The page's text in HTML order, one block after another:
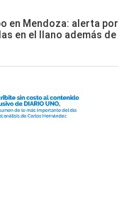
en Mendoza: alerta por
en el llano además de